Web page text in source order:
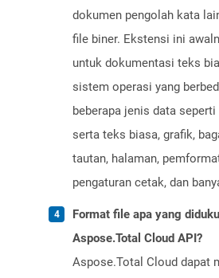
dokumen pengolah kata
file biner. Ekstensi ini
untuk dokumentasi teks
sistem operasi yang
beberapa jenis data
serta teks biasa, grafik,
tautan, halaman,
pengaturan cetak, dan
Format file apa yang
Aspose.Total Cloud API?
Aspose.Total Cloud dapat